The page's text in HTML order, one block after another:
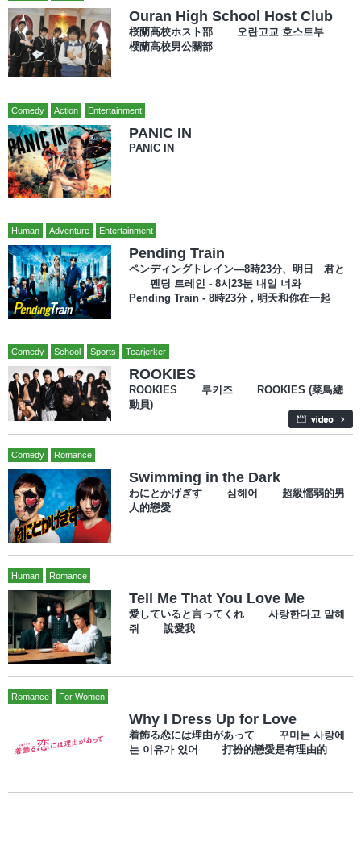
Ouran High School Host Club
桜蘭高校ホスト部 오란고교 호스트부
櫻蘭高校男公關部
Comedy Action Entertainment
PANIC IN
PANIC IN
Human Adventure Entertainment
Pending Train
ペンディングトレイン―8時23分、明日 君と
펜딩 트레인 - 8시23분 내일 너와
Pending Train - 8時23分，明天和你在一起
Comedy School Sports Tearjerker
ROOKIES
ROOKIES 루키즈 ROOKIES (菜鳥總
動員)
Comedy Romance
Swimming in the Dark
わにとかげぎす 심해어 超級懦弱的男
人的戀愛
Human Romance
Tell Me That You Love Me
愛していると言ってくれ 사랑한다고 말해
줘 說愛我
Romance For Women
Why I Dress Up for Love
着飾る恋には理由があって 꾸미는 사랑에
는 이유가 있어 打扮的戀愛是有理由的